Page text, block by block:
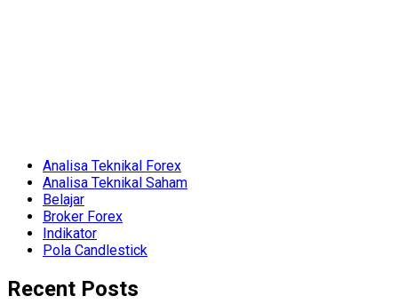
Analisa Teknikal Forex
Analisa Teknikal Saham
Belajar
Broker Forex
Indikator
Pola Candlestick
Recent Posts